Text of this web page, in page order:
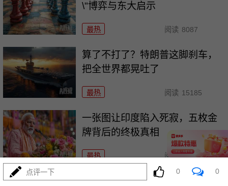
\"博弈与东大启示
最热 阅读 8087
算了不打了？特朗普这脚刹车，
把全世界都晃吐了
最热 阅读 15185
一张图让印度陷入死寂，五枚金
牌背后的终极真相
最热 阅读 10651
美国踏进3个大坑把自己埋了！恐
点评一下 0 0